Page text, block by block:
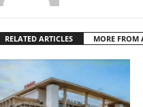
RELATED ARTICLES MORE FROM